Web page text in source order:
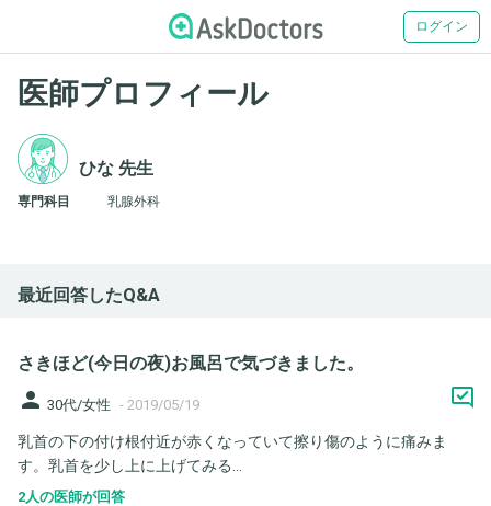
ログイン
医師プロフィール
ひな 先生
専門科目 乳腺外科
最近回答したQ&A
さきほど(今日の夜)お風呂で気づきました。
person 30代/女性 - 2019/05/19
乳首の下の付け根付近が赤くなっていて擦り傷のように痛みま
す。乳首を少し上に上げてみる...
2人の医師が回答